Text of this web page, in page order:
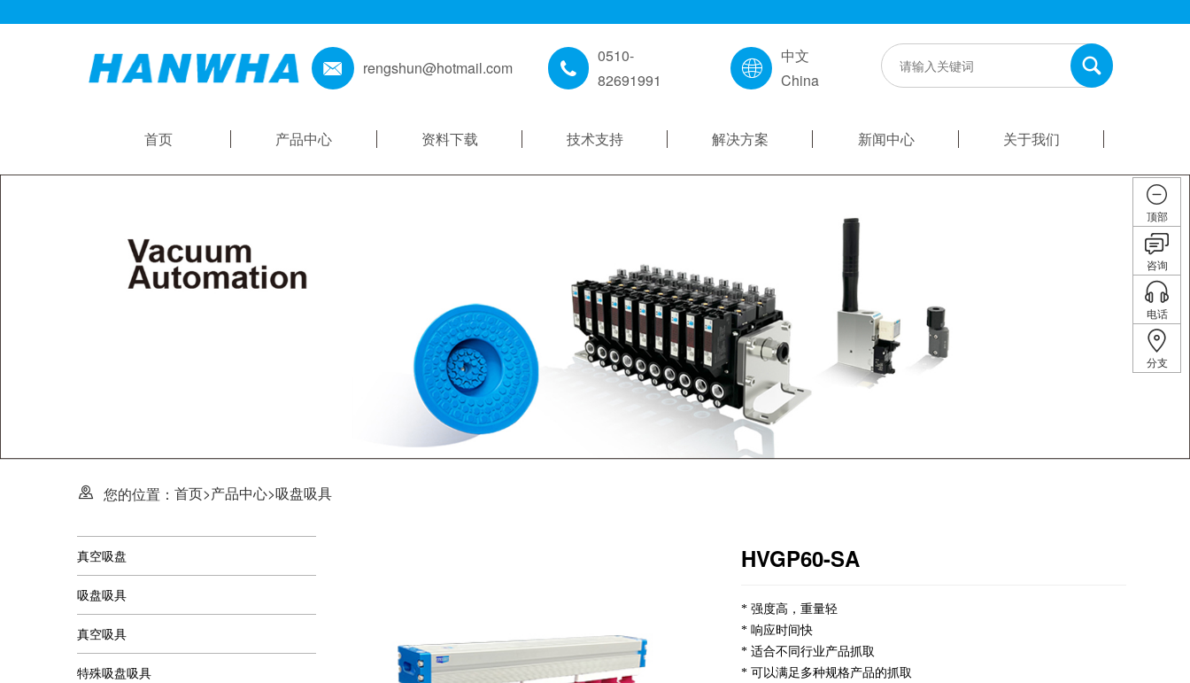
rengshun@hotmail.com
0510-
82691991
中文
China
首页 产品中心 资料下载 技术支持 解决方案 新闻中心 关于我们
您的位置： 首页>产品中心>吸盘吸具
真空吸盘
吸盘吸具
真空吸具
特殊吸盘吸具
HVGP60-SA
* 强度高，重量轻
* 响应时间快
* 适合不同行业产品抓取
* 可以满足多种规格产品的抓取
顶部
咨询
电话
分支